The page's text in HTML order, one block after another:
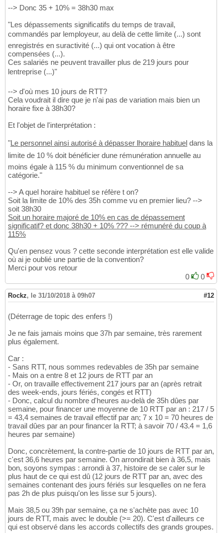
--> Donc 35 + 10% = 38h30 max
"Les dépassements significatifs du temps de travail,
commandés par lemployeur, au delà de cette limite (...) sont
enregistrés en suractivité (...) qui ont vocation à être
compensées (...).
Ces salariés ne peuvent travailler plus de 219 jours pour
lentreprise (...)"
--> d'où mes 10 jours de RTT?
Cela voudrait il dire que je n'ai pas de variation mais bien un
horaire fixe à 38h30?
Et l'objet de l'interprétation :
"Le personnel ainsi autorisé à dépasser lhoraire habituel dans la
limite de 10 % doit bénéficier dune rémunération annuelle au
moins égale à 115 % du minimum conventionnel de sa
catégorie."
--> A quel horaire habituel se réfère t on?
Soit la limite de 10% des 35h comme vu en premier lieu? -->
soit 38h30
Soit un horaire majoré de 10% en cas de dépassement
significatif? et donc 38h30 + 10% ??? --> rémunéré du coup à
115%
Qu'en pensez vous ? cette seconde interprétation est elle valide
où ai je oublié une partie de la convention?
Merci pour vos retour
0
0
Rockz, le 31/10/2018 à 09h07 #12
(Déterrage de topic des enfers !)
Je ne fais jamais moins que 37h par semaine, très rarement
plus également.
Car :
- Sans RTT, nous sommes redevables de 35h par semaine
- Mais on a entre 8 et 12 jours de RTT par an
- Or, on travaille effectivement 217 jours par an (après retrait
des week-ends, jours fériés, congés et RTT)
- Donc, calcul du nombre d'heures au-delà de 35h dûes par
semaine, pour financer une moyenne de 10 RTT par an : 217 / 5
= 43,4 semaines de travail effectif par an; 7 x 10 = 70 heures de
travail dûes par an pour financer la RTT; à savoir 70 / 43.4 = 1,6
heures par semaine)
Donc, concrètement, la contre-partie de 10 jours de RTT par an,
c'est 36,6 heures par semaine. On arrondirait bien à 36,5, mais
bon, soyons sympas : arrondi à 37, histoire de se caler sur le
plus haut de ce qui est dû (12 jours de RTT par an, avec des
semaines contenant des jours fériés sur lesquelles on ne fera
pas 2h de plus puisqu'on les lisse sur 5 jours).
Mais 38,5 ou 39h par semaine, ça ne s'achète pas avec 10
jours de RTT, mais avec le double (>= 20). C'est d'ailleurs ce
qui est observé dans les accords collectifs des grands groupes.